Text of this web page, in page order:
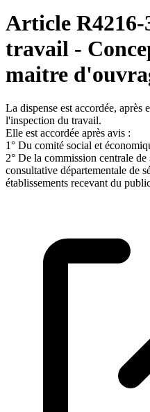
Article R4216-
travail -
maitre
La dispense est accordée, après
l'inspection du travail.
Elle est accordée après avis :
1° Du comité social et
2° De la commission centrale
consultative départementale de
établissements recevant du